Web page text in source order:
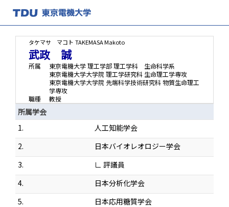
タケマサ マコト TAKEMASA Makoto
武政 誠
所属
東京電機大学 理工学部 理工学科 生命科学系
東京電機大学大学院 理工学研究科 生命理工学専攻
東京電機大学大学院 先端科学技術研究科 物質生命理工
学専攻
職種
教授
所属学会
1.
人工知能学会
2.
日本バイオレオロジー学会
3.
∟ 評議員
4.
日本分析化学会
5.
日本応用糖質学会